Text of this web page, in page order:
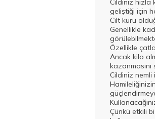
Cildiniz
geliştiği için
Cilt kuru
Genellikle
Özellikle
Ancak kilo
Cildiniz nemli
Çünkü etkili